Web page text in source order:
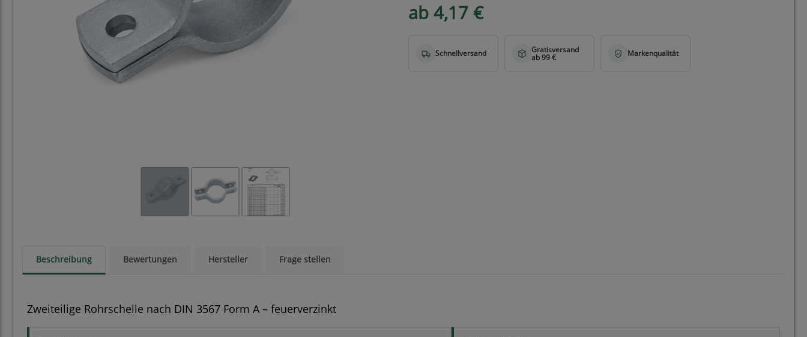
ab 4,17 €
Beschreibung Bewertungen Hersteller Frage stellen
Zweiteilige Rohrschelle nach DIN 3567 Form A – feuerverzinkt